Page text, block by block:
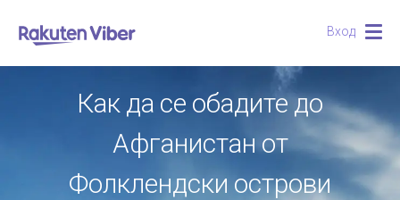
Вход
Как да се обадите до
Афганистан от
Фолклендски острови